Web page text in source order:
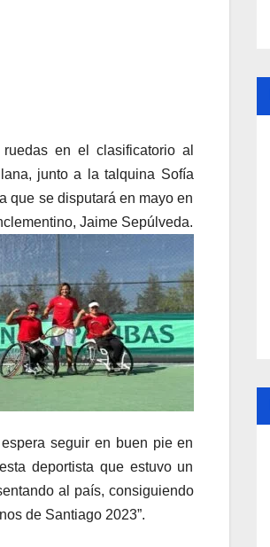
en el clasificatorio al
junto a la talquina Sofía
que se disputará en mayo en
Jaime Sepúlveda.
seguir en buen pie en
deportista que estuvo un
al país, consiguiendo
de Santiago 2023”.